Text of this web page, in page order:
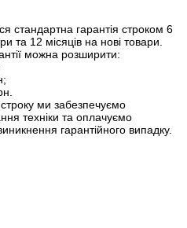
стандартна гарантія строком 6
та 12 місяців на нові товари.
можна розширити:
ми забезпечуємо
техніки та оплачуємо
гарантійного випадку.